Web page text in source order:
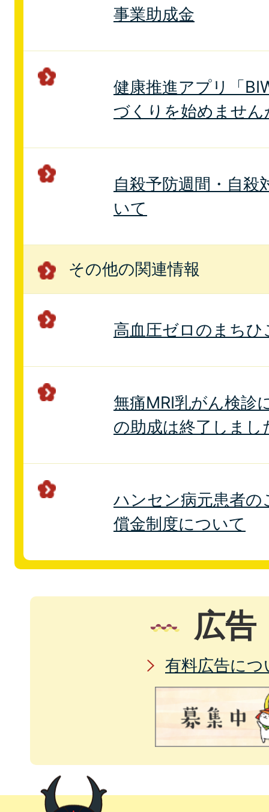
事業助成金
健康推進アプリ「
づくりを始めません
自殺予防週間・自殺
いて
その他の関連情報
高血圧ゼロのまちひ
無痛MRI乳がん検診
の助成は終了しまし
ハンセン病元患者の
償金制度について
広告
有料広告につ